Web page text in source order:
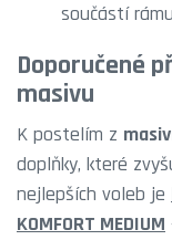
součástí
Doporučené
masivu
K postelím z
doplňky, které
nejlepších voleb je
KOMFORT MEDIUM